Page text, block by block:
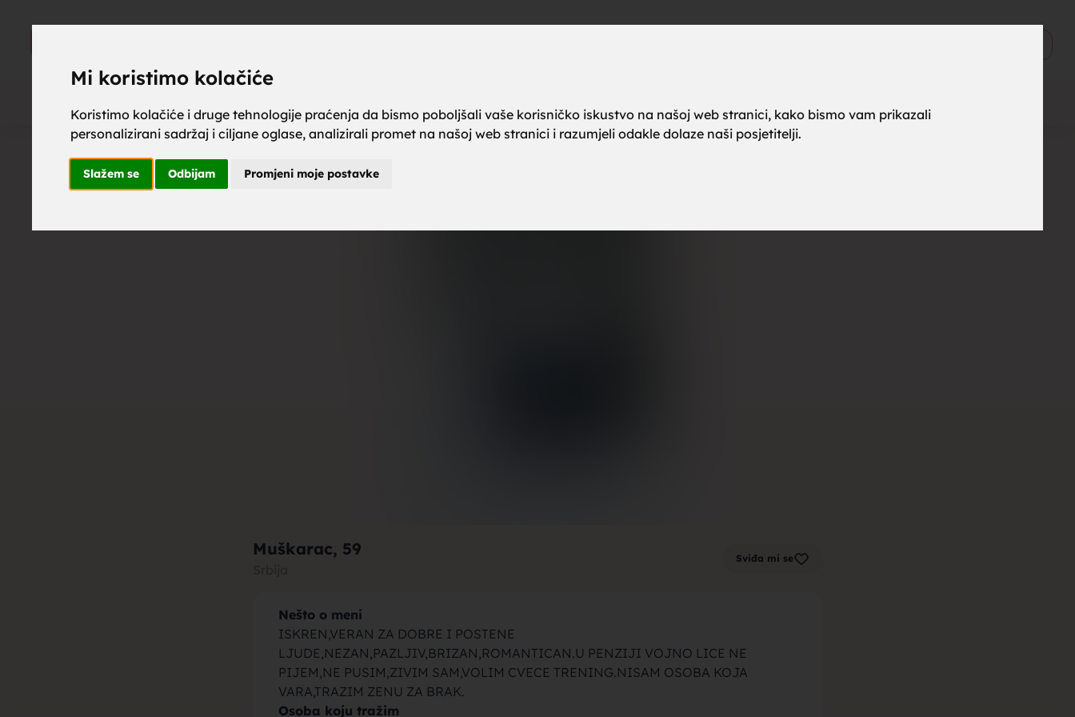
Mi koristimo kolačiće
Koristimo kolačiće i druge tehnologije praćenja da bismo poboljšali vaše korisničko iskustvo na našoj web stranici, kako bismo vam prikazali
personalizirani sadržaj i ciljane oglase, analizirali promet na našoj web stranici i razumjeli odakle dolaze naši posjetitelji.
Slažem se Odbijam Promjeni moje postavke
Muškarac, 59 Sviđa mi se
Nešto o meni
ISKREN,VERAN ZA DOBRE I POSTENE
LJUDE,NEZAN,PAZLJIV,BRIZAN,ROMANTICAN.U PENZIJI VOJNO LICE NE
PIJEM,NE PUSIM,ZIVIM SAM,VOLIM CVECE TRENING.NISAM OSOBA KOJA
VARA,TRAZIM ZENU ZA BRAK.
Osoba koju tražim
upoznaj za brak, zene za
brak, muskarci za brak,
brak, devojke za brak sa sela,
momci za brak sa sela, trazim